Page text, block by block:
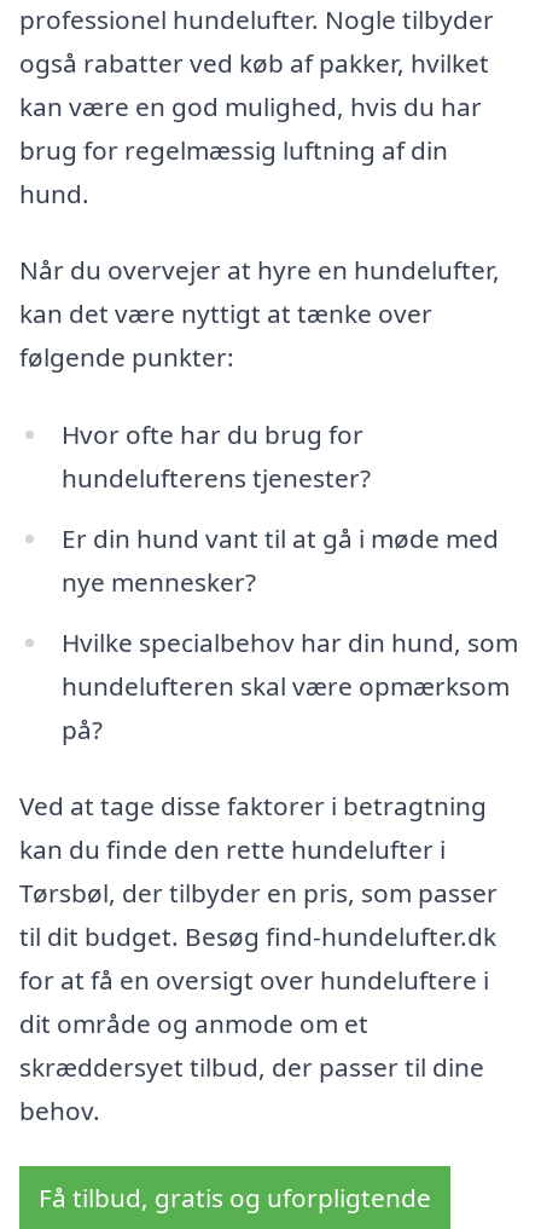
professionel hundelufter. Nogle tilbyder
også rabatter ved køb af pakker, hvilket
kan være en god mulighed, hvis du har
brug for regelmæssig luftning af din
hund.
Når du overvejer at hyre en hundelufter,
kan det være nyttigt at tænke over
følgende punkter:
Hvor ofte har du brug for
hundelufterens tjenester?
Er din hund vant til at gå i møde med
nye mennesker?
Hvilke specialbehov har din hund, som
hundelufteren skal være opmærksom
på?
Ved at tage disse faktorer i betragtning
kan du finde den rette hundelufter i
Tørsbøl, der tilbyder en pris, som passer
til dit budget. Besøg find-hundelufter.dk
for at få en oversigt over hundeluftere i
dit område og anmode om et
skræddersyet tilbud, der passer til dine
behov.
Få tilbud, gratis og uforpligtende